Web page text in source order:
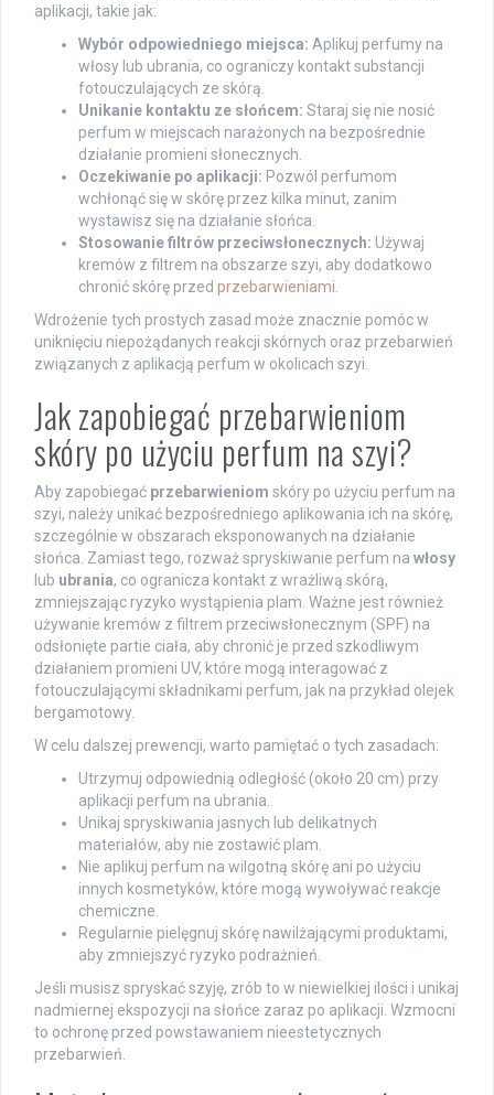
aplikacji, takie jak:
Wybór odpowiedniego miejsca: Aplikuj perfumy na
włosy lub ubrania, co ograniczy kontakt substancji
fotouczulających ze skórą.
Unikanie kontaktu ze słońcem: Staraj się nie nosić
perfum w miejscach narażonych na bezpośrednie
działanie promieni słonecznych.
Oczekiwanie po aplikacji: Pozwól perfumom
wchłonąć się w skórę przez kilka minut, zanim
wystawisz się na działanie słońca.
Stosowanie filtrów przeciwsłonecznych: Używaj
kremów z filtrem na obszarze szyi, aby dodatkowo
chronić skórę przed przebarwieniami
Wdrożenie tych prostych zasad może znacznie pomóc w
uniknięciu niepożądanych reakcji skórnych oraz przebarwień
związanych z aplikacją perfum w okolicach szyi.
Jak zapobiegać przebarwieniom
skóry po użyciu perfum na szyi?
Aby zapobiegać przebarwieniom skóry po użyciu perfum na
szyi, należy unikać bezpośredniego aplikowania ich na skórę,
szczególnie w obszarach eksponowanych na działanie
słońca. Zamiast tego, rozważ spryskiwanie perfum na włosy
lub ubrania, co ogranicza kontakt z wrażliwą skórą,
zmniejszając ryzyko wystąpienia plam. Ważne jest również
używanie kremów z filtrem przeciwsłonecznym (SPF) na
odsłonięte partie ciała, aby chronić je przed szkodliwym
działaniem promieni UV, które mogą interagować z
fotouczulającymi składnikami perfum, jak na przykład olejek
bergamotowy.
W celu dalszej prewencji, warto pamiętać o tych zasadach:
Utrzymuj odpowiednią odległość (około 20 cm) przy
aplikacji perfum na ubrania.
Unikaj spryskiwania jasnych lub delikatnych
materiałów, aby nie zostawić plam.
Nie aplikuj perfum na wilgotną skórę ani po użyciu
innych kosmetyków, które mogą wywoływać reakcje
chemiczne.
Regularnie pielęgnuj skórę nawilżającymi produktami,
aby zmniejszyć ryzyko podrażnień.
Jeśli musisz spryskać szyję, zrób to w niewielkiej ilości i unikaj
nadmiernej ekspozycji na słońce zaraz po aplikacji. Wzmocni
to ochronę przed powstawaniem nieestetycznych
przebarwień.